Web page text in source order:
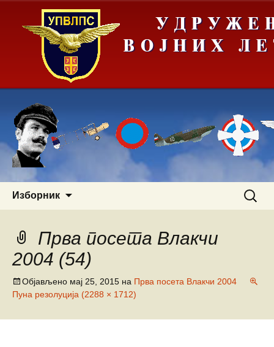
Изборник
Прва посета Влакчи
2004 (54)
Објављено мај 25, 2015 на Прва посета Влакчи 2004
Пуна резолуција (2288 × 1712)